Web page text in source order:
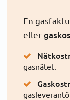
Avläsning
Faktura
En
eller
gasnätet.